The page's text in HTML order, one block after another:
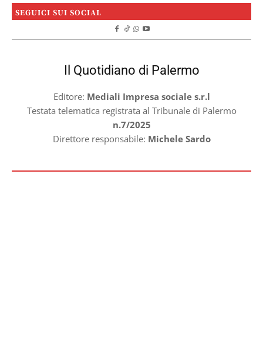
SEGUICI SUI SOCIAL
Il Quotidiano di Palermo
Editore: Mediali Impresa sociale s.r.l
Testata telematica registrata al Tribunale di Palermo
n.7/2025
Direttore responsabile: Michele Sardo